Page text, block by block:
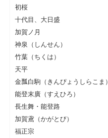
初桜
十代目、大日盛
加賀ノ月
神泉（しんせん）
竹葉（ちくは）
天平
金瓢白駒（きんぴょうしらこま）
能登末廣（すえひろ）
長生舞・能登路
加賀鳶（かがとび）
福正宗